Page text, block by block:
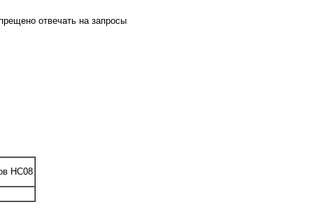
отвечать на запросы
HC08